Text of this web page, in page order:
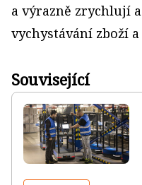
a výrazně zrychlují
vychystávání zboží
Související